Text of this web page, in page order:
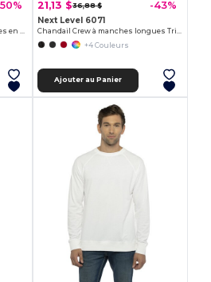
21,13 $36,88 $ -43%
Next Level 6071
+4 Couleurs
Ajouter au Panier